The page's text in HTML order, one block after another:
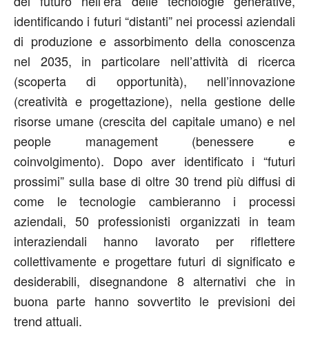
identificando i futuri “distanti” nei processi aziendali
di produzione e assorbimento della conoscenza
nel 2035, in particolare nell’attività di ricerca
(scoperta di opportunità), nell’innovazione
(creatività e progettazione), nella gestione delle
risorse umane (crescita del capitale umano) e nel
people management (benessere e
coinvolgimento). Dopo aver identificato i “futuri
prossimi” sulla base di oltre 30 trend più diffusi di
come le tecnologie cambieranno i processi
aziendali, 50 professionisti organizzati in team
interaziendali hanno lavorato per riflettere
collettivamente e progettare futuri di significato e
desiderabili, disegnandone 8 alternativi che in
buona parte hanno sovvertito le previsioni dei
trend attuali.